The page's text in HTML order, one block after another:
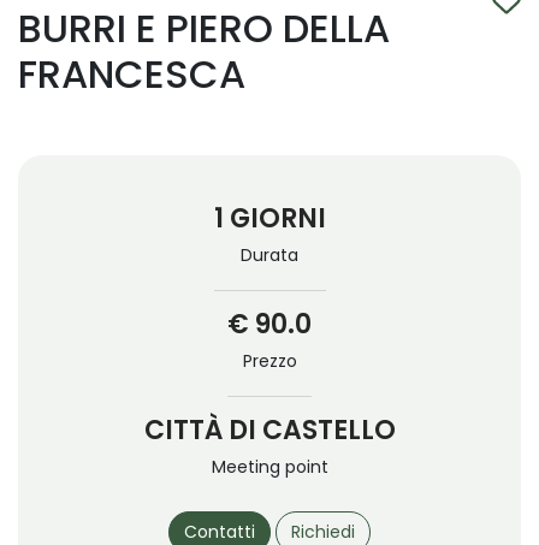
BURRI E PIERO DELLA
FRANCESCA
1 GIORNI
Durata
€ 90.0
Prezzo
CITTÀ DI CASTELLO
Meeting point
Contatti Richiedi